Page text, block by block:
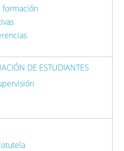
formación
DE ESTUDIANTES